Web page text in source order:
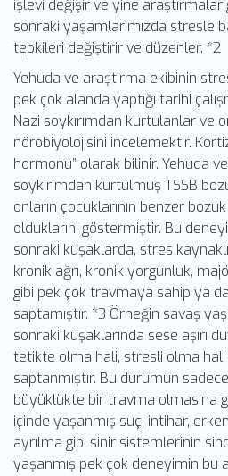
işlevi değişir ve yine
sonraki yaşamlarımızda stresle
tepkileri değiştirir ve düzenler. *2
Yehuda ve araştırma ekibinin
pek çok alanda yaptığı tarihi
Nazi soykırımdan kurtulanlar ve
nörobiyolojisini incelemektir.
hormonu” olarak bilinir. Yehuda
soykırımdan kurtulmuş TSSB
onların çocuklarının benzer
olduklarını göstermiştir. Bu
sonraki kuşaklarda, stres
kronik ağrı, kronik yorgunluk,
gibi pek çok travmaya sahip ya da
saptamıştır. *3 Örneğin savaş
sonraki kuşaklarında sese aşırı
tetikte olma hali, stresli olma hali
saptanmıştır. Bu durumun
büyüklükte bir travma olmasına
içinde yaşanmış suç, intihar,
ayrılma gibi sinir sistemlerinin
yaşanmış pek çok deneyimin bu